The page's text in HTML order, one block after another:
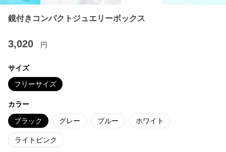
鏡付きコンパクトジュエリーボックス
3,020 円
サイズ
フリーサイズ
カラー
ブラック グレー ブルー ホワイト
ライトピンク